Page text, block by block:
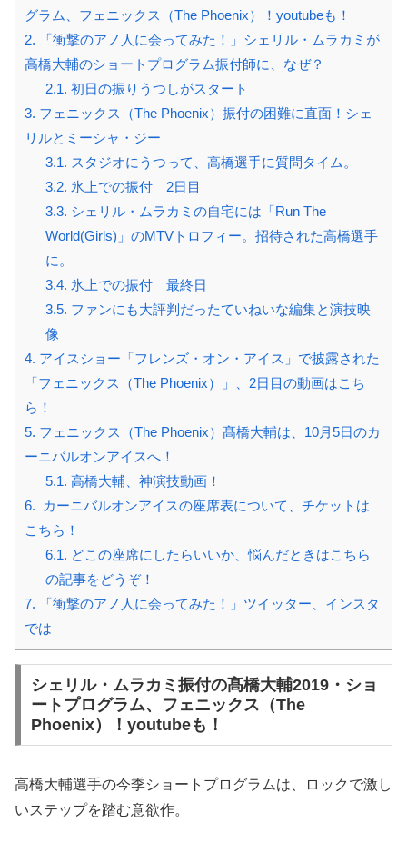
グラム、フェニックス（The Phoenix）！youtubeも！
2. 「衝撃のアノ人に会ってみた！」シェリル・ムラカミが
高橋大輔のショートプログラム振付師に、なぜ？
2.1. 初日の振りうつしがスタート
3. フェニックス（The Phoenix）振付の困難に直面！シェ
リルとミーシャ・ジー
3.1. スタジオにうつって、高橋選手に質問タイム。
3.2. 氷上での振付 2日目
3.3. シェリル・ムラカミの自宅には「Run The
World(Girls)」のMTVトロフィー。招待された高橋選手
に。
3.4. 氷上での振付 最終日
3.5. ファンにも大評判だったていねいな編集と演技映
像
4. アイスショー「フレンズ・オン・アイス」で披露された
「フェニックス（The Phoenix）」、2日目の動画はこち
ら！
5. フェニックス（The Phoenix）髙橋大輔は、10月5日のカ
ーニバルオンアイスへ！
5.1. 高橋大輔、神演技動画！
6. カーニバルオンアイスの座席表について、チケットは
こちら！
6.1. どこの座席にしたらいいか、悩んだときはこちら
の記事をどうぞ！
7. 「衝撃のアノ人に会ってみた！」ツイッター、インスタ
では
シェリル・ムラカミ振付の髙橋大輔2019・ショ
ートプログラム、フェニックス（The
Phoenix）！youtubeも！
高橋大輔選手の今季ショートプログラムは、ロックで激し
いステップを踏む意欲作。